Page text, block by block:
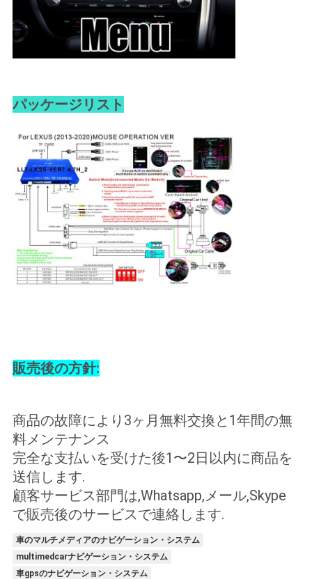
パッケージリスト
販売後の方針:
商品の故障により3ヶ月無料交換と1年間の無
料メンテナンス
完全な支払いを受けた後1〜2日以内に商品を
送信します.
顧客サービス部門は,Whatsapp,メール,Skype
で販売後のサービスで連絡します.
車のマルチメディアのナビゲーション・システム
multimedcarナビゲーション・システム
車gpsのナビゲーション・システム